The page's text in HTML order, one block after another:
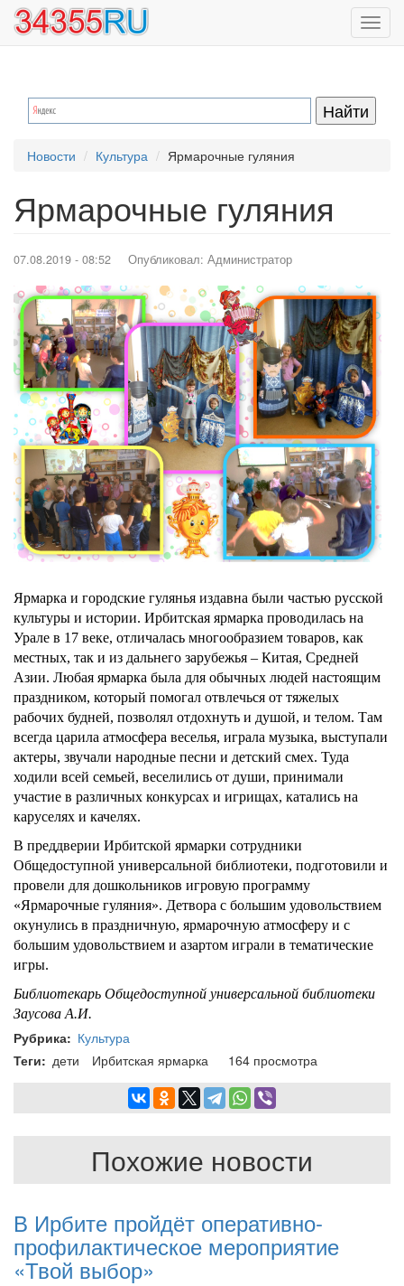
Перейти
основному
Новости Культура Ярмарочные гуляния
Ярмарочные гуляния
07.08.2019 - 08:52 Опубликовал: Администратор
Image
Ярмарка и городские гулянья издавна были частью русской
культуры и истории. Ирбитская ярмарка проводилась на
Урале в 17 веке, отличалась многообразием товаров, как
местных, так и из дальнего зарубежья – Китая, Средней
Азии. Любая ярмарка была для обычных людей настоящим
праздником, который помогал отвлечься от тяжелых
рабочих будней, позволял отдохнуть и душой, и телом. Там
всегда царила атмосфера веселья, играла музыка, выступали
актеры, звучали народные песни и детский смех. Туда
ходили всей семьей, веселились от души, принимали
участие в различных конкурсах и игрищах, катались на
каруселях и качелях.
В преддверии Ирбитской ярмарки сотрудники
Общедоступной универсальной библиотеки, подготовили и
провели для дошкольников игровую программу
«Ярмарочные гуляния». Детвора с большим удовольствием
окунулись в праздничную, ярмарочную атмосферу и с
большим удовольствием и азартом играли в тематические
игры.
Библиотекарь Общедоступной универсальной библиотеки
Заусова А.И.
Рубрика
Культура
Теги
дети Ирбитская ярмарка 164 просмотра
Похожие новости
В Ирбите пройдёт оперативно-
профилактическое мероприятие
«Твой выбор»